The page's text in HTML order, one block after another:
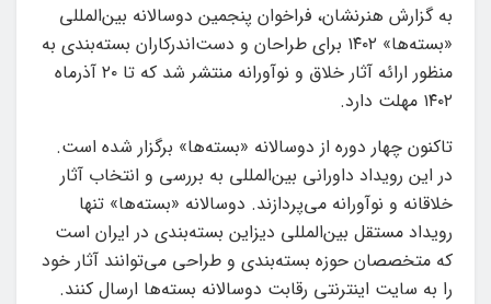
به گزارش هنرنشان، فراخوان پنجمین دوسالانه بین‌المللی
«بسته‌ها» ۱۴۰۲ برای طراحان و دست‌اندرکاران بسته‌بندی به
منظور ارائه آثار خلاق و نوآورانه منتشر شد که تا ۲۰ آذرماه
۱۴۰۲ مهلت دارد.
تاکنون چهار دوره از دوسالانه «بسته‌ها» برگزار شده است.
در این رویداد داورانی بین‌المللی به بررسی و انتخاب آثار
خلاقانه و نوآورانه می‌پردازند. دوسالانه «بسته‌ها» تنها
رویداد مستقل بین‌المللی دیزاین بسته‌بندی در ایران است
که متخصصان حوزه بسته‌بندی و طراحی می‌توانند آثار خود
را به سایت اینترنتی رقابت دوسالانه بسته‌ها ارسال کنند.